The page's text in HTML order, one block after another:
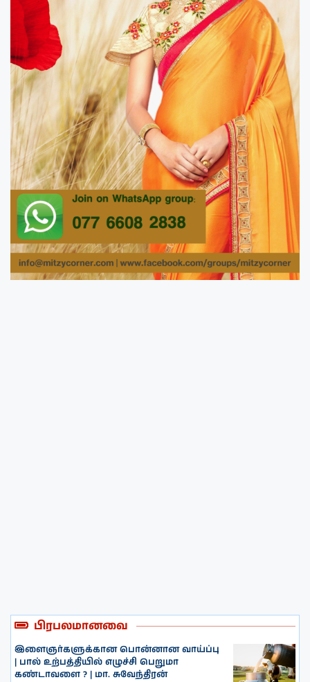
பிரபலமானவை
இளைஞர்களுக்கான பொன்னான வாய்ப்பு
| பால் உற்பத்தியில் எழுச்சி பெறுமா
கண்டாவளை ? | மா. சுவேந்திரன்